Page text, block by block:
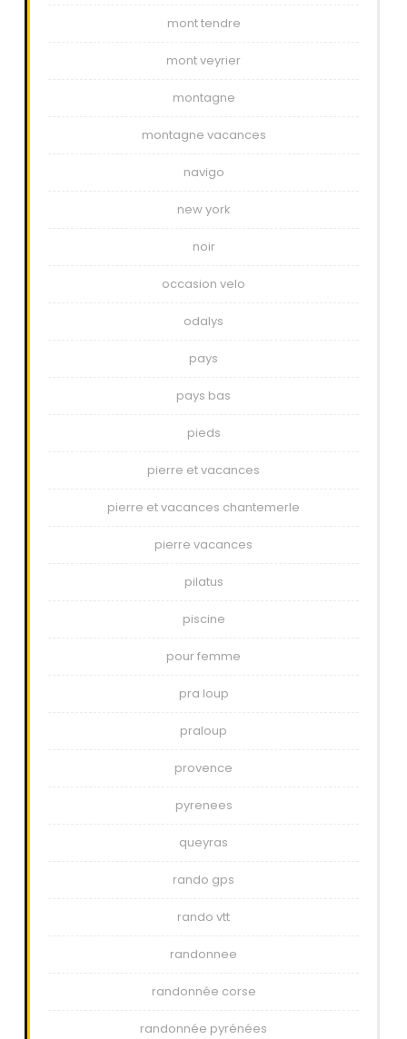
mont tendre
mont veyrier
montagne
montagne vacances
navigo
new york
noir
occasion velo
odalys
pays
pays bas
pieds
pierre et vacances
pierre et vacances chantemerle
pierre vacances
pilatus
piscine
pour femme
pra loup
praloup
provence
pyrenees
queyras
rando gps
rando vtt
randonnee
randonnée corse
randonnée pyrénées